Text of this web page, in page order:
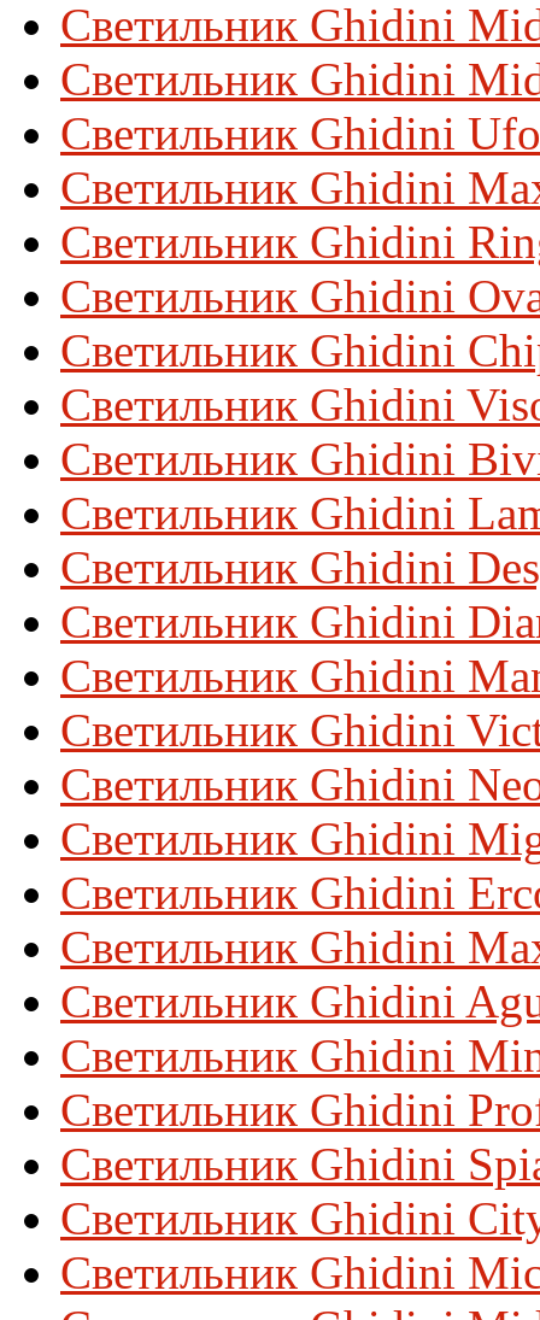
Светильник Ghidini
Светильник Ghidini
Светильник Ghidini Ufo
Светильник Ghidini
Светильник Ghidini
Светильник Ghidini
Светильник Ghidini
Светильник Ghidini
Светильник Ghidini
Светильник Ghidini
Светильник Ghidini
Светильник Ghidini
Светильник Ghidini
Светильник Ghidini
Светильник Ghidini
Светильник Ghidini
Светильник Ghidini
Светильник Ghidini
Светильник Ghidini
Светильник Ghidini
Светильник Ghidini
Светильник Ghidini
Светильник Ghidini
Светильник Ghidini